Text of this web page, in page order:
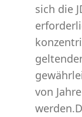
sich die
von